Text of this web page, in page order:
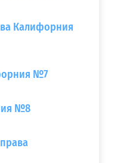
Калифорния
№7
№8